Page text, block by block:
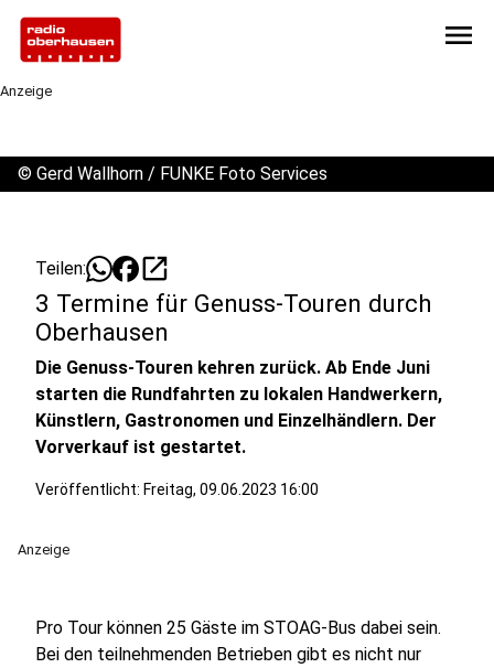
menu
Anzeige
© Gerd Wallhorn / FUNKE Foto Services
Teilen: open_in_new
3 Termine für Genuss-Touren durch
Oberhausen
Die Genuss-Touren kehren zurück. Ab Ende Juni
starten die Rundfahrten zu lokalen Handwerkern,
Künstlern, Gastronomen und Einzelhändlern. Der
Vorverkauf ist gestartet.
Veröffentlicht: Freitag, 09.06.2023 16:00
Anzeige
Pro Tour können 25 Gäste im STOAG-Bus dabei sein.
Bei den teilnehmenden Betrieben gibt es nicht nur